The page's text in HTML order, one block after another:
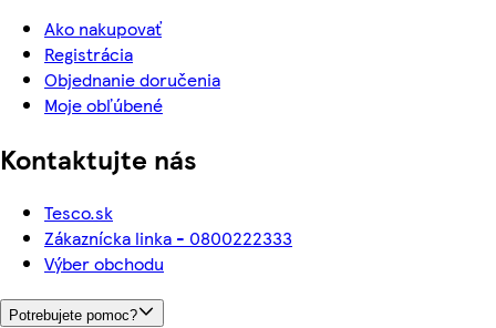
Ako nakupovať
Registrácia
Objednanie doručenia
Moje obľúbené
Kontaktujte nás
Tesco.sk
Zákaznícka linka - 0800222333
Výber obchodu
Potrebujete pomoc?